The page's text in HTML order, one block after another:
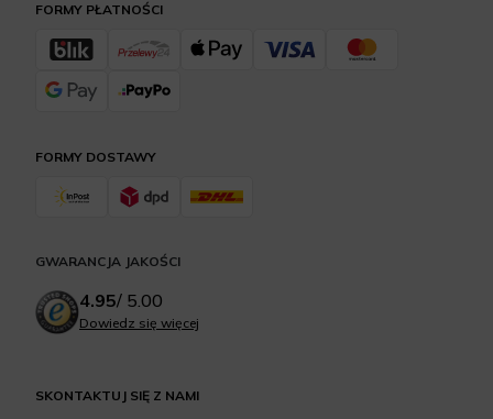
SKONTAKTUJ SIĘ Z NAMI
FORMY DOSTAWY
FORMY PŁATNOŚCI
GWARANCJA JAKOŚCI
4.95/ 5.00
Dowiedz się więcej